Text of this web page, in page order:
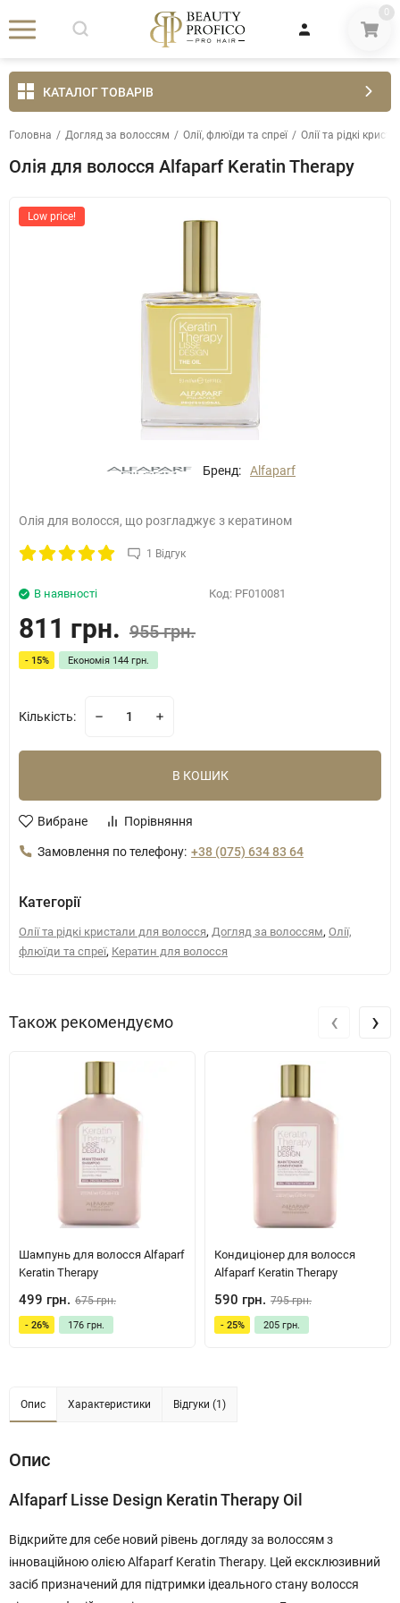
0
КАТАЛОГ ТОВАРІВ
Головна / Догляд за волоссям / Олії, флюїди та спреї / Олії та рідкі
Олія для волосся Alfaparf Keratin Therapy
Low price!
Бренд: Alfaparf
Олія для волосся, що розгладжує з кератином
1 Відгук
Код: PF010081
В наявності
811 грн. 955 грн.
- 15% Економія 144 грн.
Кількість:
В КОШИК
Вибране Порівняння
Замовлення по телефону: +38 (075) 634 83 64
Категорії
Олії та рідкі кристали для волосся, Догляд за волоссям, Олії,
флюїди та спреї, Кератин для волосся
Також рекомендуємо
Шампунь для волосся Alfaparf
Keratin Therapy
499 грн. 675 грн.
- 26% 176 грн.
Кондиціонер для волосся
Alfaparf Keratin Therapy
590 грн. 795 грн.
- 25% 205 грн.
‹ ›
Опис Характеристики Відгуки (1)
Опис
Alfaparf Lisse Design Keratin Therapy Oil
Відкрийте для себе новий рівень догляду за волоссям з
інноваційною олією Alfaparf Keratin Therapy. Цей ексклюзивний
засіб призначений для підтримки ідеального стану волосся